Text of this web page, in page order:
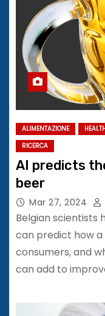
ALIMENTAZIONE
RICERCA
AI predicts
beer
Mar 27, 2024
Belgian scientists
can predict how
consumers, and
can add to